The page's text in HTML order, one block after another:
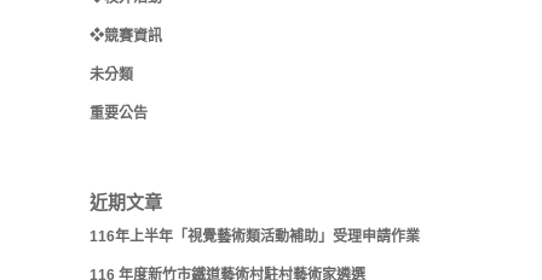
❖競賽資訊
未分類
重要公告
近期文章
116年上半年「視覺藝術類活動補助」受理申請作業
116 年度新竹市鐵道藝術村駐村藝術家遴選